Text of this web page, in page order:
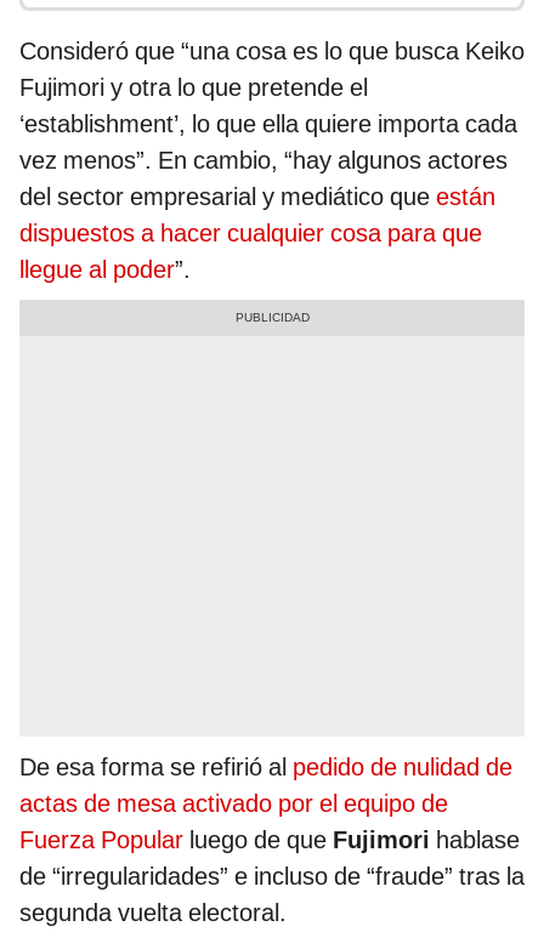
Consideró que “una cosa es lo que busca Keiko
Fujimori y otra lo que pretende el
‘establishment’, lo que ella quiere importa cada
vez menos”. En cambio, “hay algunos actores
del sector empresarial y mediático que están
dispuestos a hacer cualquier cosa para que
llegue al poder”.
De esa forma se refirió al pedido de nulidad de
actas de mesa activado por el equipo de
Fuerza Popular luego de que Fujimori hablase
de “irregularidades” e incluso de “fraude” tras la
segunda vuelta electoral.